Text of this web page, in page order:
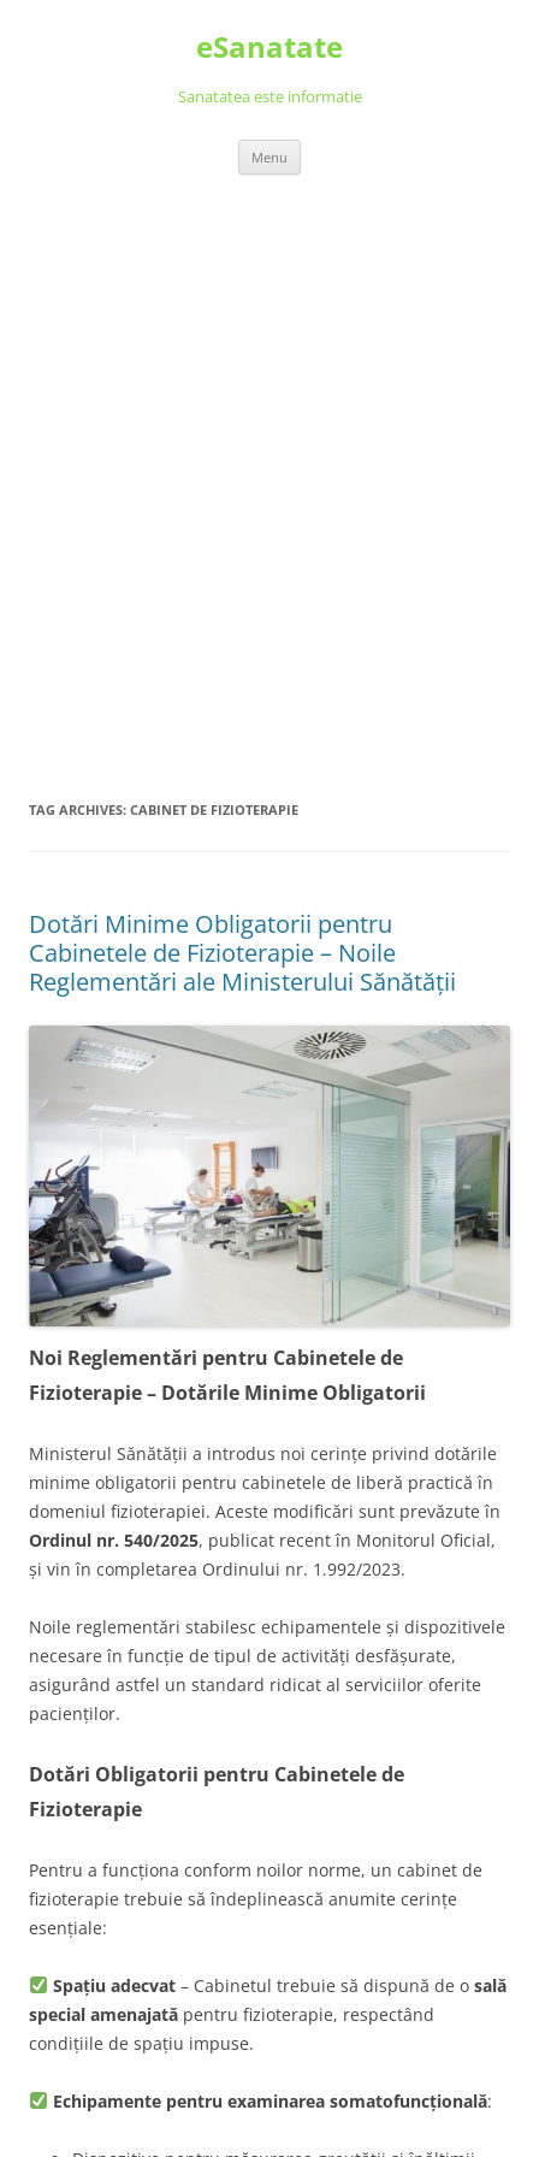
eSanatate
Sanatatea este informatie
Menu
TAG ARCHIVES: CABINET DE FIZIOTERAPIE
Dotări Minime Obligatorii pentru
Cabinetele de Fizioterapie – Noile
Reglementări ale Ministerului Sănătății
Noi Reglementări pentru Cabinetele de
Fizioterapie – Dotările Minime Obligatorii
Ministerul Sănătății a introdus noi cerințe privind dotările
minime obligatorii pentru cabinetele de liberă practică în
domeniul fizioterapiei. Aceste modificări sunt prevăzute în
Ordinul nr. 540/2025, publicat recent în Monitorul Oficial,
și vin în completarea Ordinului nr. 1.992/2023.
Noile reglementări stabilesc echipamentele și dispozitivele
necesare în funcție de tipul de activități desfășurate,
asigurând astfel un standard ridicat al serviciilor oferite
pacienților.
Dotări Obligatorii pentru Cabinetele de
Fizioterapie
Pentru a funcționa conform noilor norme, un cabinet de
fizioterapie trebuie să îndeplinească anumite cerințe
esențiale:
Spațiu adecvat– Cabinetul trebuie să dispună de o sală
special amenajată pentru fizioterapie, respectând
condițiile de spațiu impuse.
Echipamente pentru examinarea somatofuncțională: